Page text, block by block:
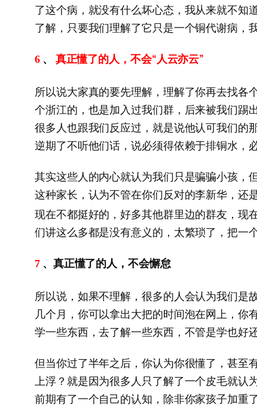
了这个病，就没有什么坏心态，我从来就不知
了解，只要我们理解了它只是一个铜代谢病，
6 、 真正懂了的人，不会“人云亦云”
所以说大家真的要先理解，理解了你再去找各
个浙江的，也是加入过我们群，后来被我们踢
很多人也跟我们反应过，就是说他认可我们的
逆期了不听他们话，说必须得依赖于排铜水，
其实这些人的内心就认为我们只是骗骗小孩，
这种家长，认为不管在你们反对的李新华，还
现在不都挺好的，好多其他群里边的群友，现
们讲这么多都是没有意义的，太繁琐了，把一
7 、真正懂了的人，不会懈怠
所以说，如果不理解，很多的人会认为我们是
几个月，你可以拿出大把的时间泡在网上，
学一些东西，去了解一些东西，不管是学也好
但当你过了半年之后，你认为你很懂了，甚至
上浮？就是因为很多人只了解了一个皮毛就认
前期有了一个自己的认知，除非你家孩子加重